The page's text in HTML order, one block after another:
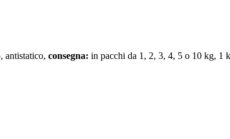
antistatico, consegna: in pacchi da 1, 2, 3, 4, 5 o 10 kg, 1